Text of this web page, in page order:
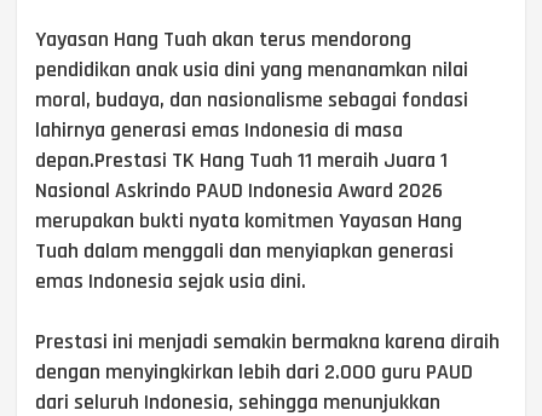
Yayasan Hang Tuah akan terus mendorong
pendidikan anak usia dini yang menanamkan nilai
moral, budaya, dan nasionalisme sebagai fondasi
lahirnya generasi emas Indonesia di masa
depan.Prestasi TK Hang Tuah 11 meraih Juara 1
Nasional Askrindo PAUD Indonesia Award 2026
merupakan bukti nyata komitmen Yayasan Hang
Tuah dalam menggali dan menyiapkan generasi
emas Indonesia sejak usia dini.
Prestasi ini menjadi semakin bermakna karena diraih
dengan menyingkirkan lebih dari 2.000 guru PAUD
dari seluruh Indonesia, sehingga menunjukkan